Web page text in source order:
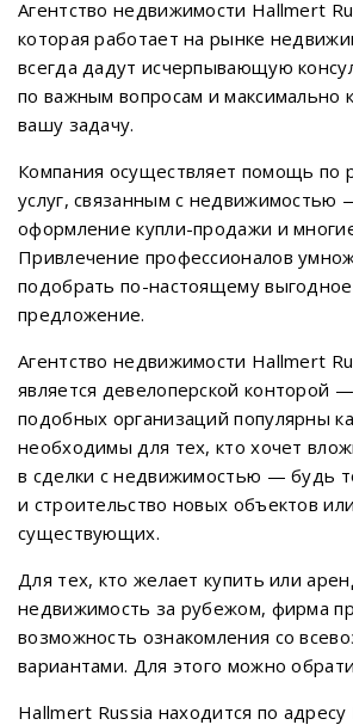
Агентство недвижимости Hallmert
которая работает на рынке
всегда дадут исчерпывающую
по важным вопросам и максимально
вашу задачу.
Компания осуществляет помощь по
услуг, связанным с недвижимостью
оформление купли-продажи и
Привлечение профессионалов
подобрать по-настоящему
предложение.
Агентство недвижимости Hallmert
является девелоперской конторой —
подобных организаций популярны
необходимы для тех, кто хочет
в сделки с недвижимостью — будь
и строительство новых объектов
существующих.
Для тех, кто желает купить или
недвижимость за рубежом, фирма
возможность ознакомления со
вариантами. Для этого можно
Hallmert Russia находится по